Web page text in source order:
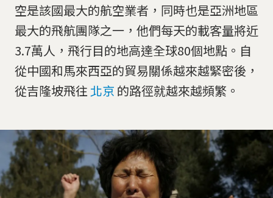
空是該國最大的航空業者，同時也是亞洲地區
最大的飛航團隊之一，他們每天的載客量將近
3.7萬人，飛行目的地高達全球80個地點。自
從中國和馬來西亞的貿易關係越來越緊密後，
從吉隆坡飛往 北京 的路徑就越來越頻繁。